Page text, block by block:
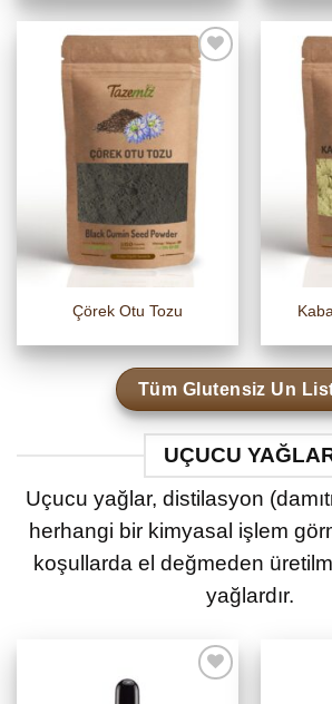
Çörek Otu Tozu
Tüm Glutensiz Un
UÇUCU
Uçucu yağlar, distilasyon
herhangi bir kimyasal işlem
koşullarda el değmeden
yağlardır.